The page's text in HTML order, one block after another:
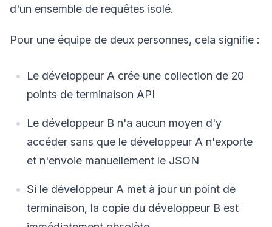
d'un ensemble de requêtes isolé.
Pour une équipe de deux personnes, cela signifie :
Le développeur A crée une collection de 20
points de terminaison API
Le développeur B n'a aucun moyen d'y
accéder sans que le développeur A n'exporte
et n'envoie manuellement le JSON
Si le développeur A met à jour un point de
terminaison, la copie du développeur B est